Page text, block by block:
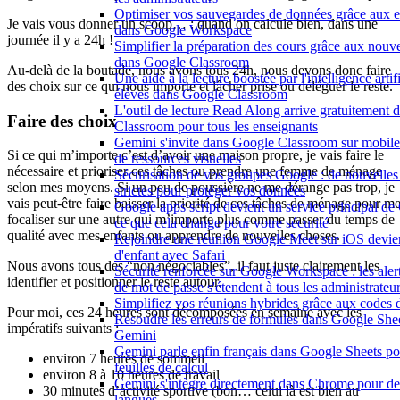
Optimiser vos sauvegardes de données grâce aux
dans Google Workspace
Simplifier la préparation des cours grâce aux
dans Google Classroom
Une aide à la lecture boostée par l'intelligence
élèves dans Google Classroom
L'outil de lecture Read Along arrive gratuitement
Classroom pour tous les enseignants
Gemini s'invite dans Google Classroom sur
de ressources visuelles
Sécurisation de vos groupes Google : de
strictes pour protéger vos données
Google apps script devient un service principal de
ce que cela change pour votre sécurité
Rejoindre une réunion Google Meet sur iOS
d'enfant avec Safari
Sécurité renforcée sur Google Workspace : les
de mot de passe s'étendent à tous les
Simplifiez vos réunions hybrides grâce aux codes
Résoudre les erreurs de formules dans Google
Gemini
Gemini parle enfin français dans Google Sheets
feuilles de calcul
Gemini s'intègre directement dans Chrome pour
Je vais vous donner un scoop… : quand on calcule bien, dans une
journée il y a 24h !
Au-delà de la boutade, nous avons tous 24h, nous devons donc faire
des choix sur ce qui nous importe et lâcher prise ou déléguer le reste.
Faire des choix
Si ce qui m’importe c’est d’avoir une maison propre, je vais faire le
nécessaire et prioriser ces tâches ou prendre une femme de ménage
selon mes moyens. Si un peu de poussière ne me dérange pas trop, je
vais peut-être faire baisser la priorité de ces tâches de ménage pour me
focaliser sur une autre qui m’importe plus comme passer du temps de
qualité avec mes enfants ou apprendre de nouvelles choses.
Nous avons tous des “non négociables”, il faut juste clairement les
identifier et positionner le reste autour.
Pour moi, ces 24 heures sont décomposées en semaine avec les
impératifs suivants :
environ 7 heures de sommeil
environ 8 à 10 heures de travail
30 minutes d’activité sportive (bon… celui là est bien au